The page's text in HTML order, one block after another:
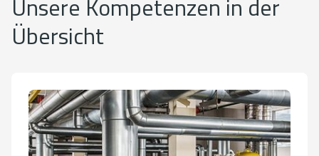
Unsere Kompetenzen in der
Übersicht